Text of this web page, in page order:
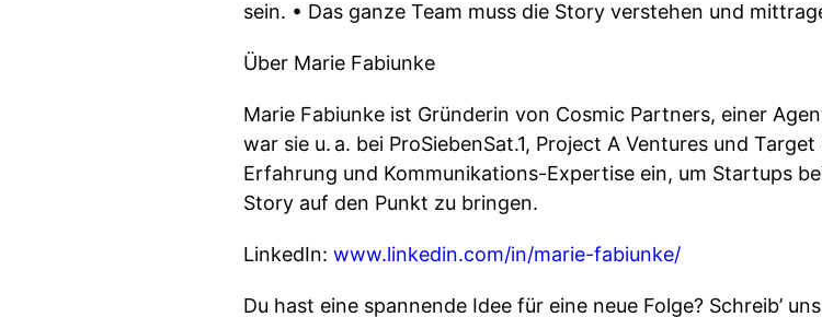
sein. • Das ganze Team muss die Story verstehen und
Über Marie Fabiunke
Marie Fabiunke ist Gründerin von Cosmic Partners, einer
war sie u. a. bei ProSiebenSat.1, Project A Ventures und
Erfahrung und Kommunikations-Expertise ein, um Startups
Story auf den Punkt zu bringen.
LinkedIn: www.linkedin.com/in/marie-fabiunke/
Du hast eine spannende Idee für eine neue Folge? Schreib’